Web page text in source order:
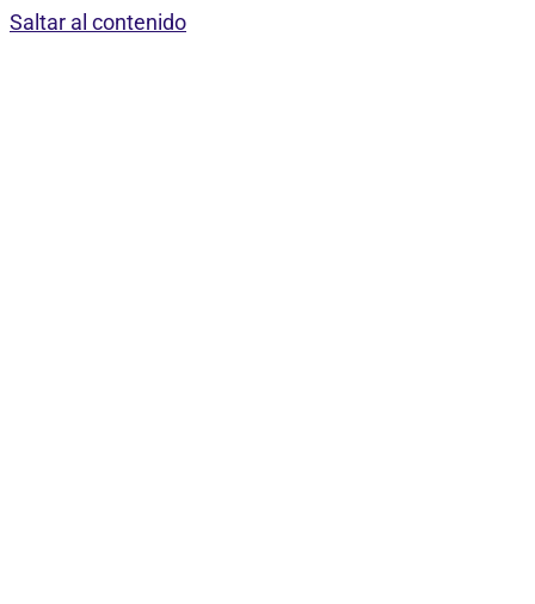
Saltar al contenido